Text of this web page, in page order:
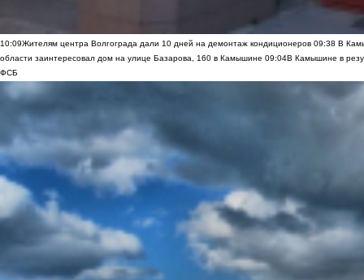
10:09Жителям центра Волгограда дали 10 дней на демонтаж кондиционеров 09:38 В
области заинтересовал дом на улице Базарова, 160 в Камышине 09:04В Камышине в
ФСБ